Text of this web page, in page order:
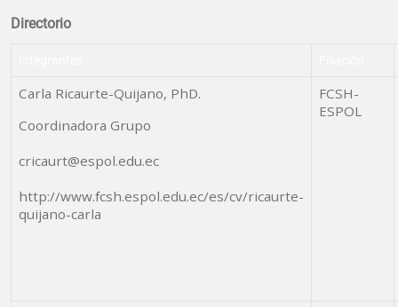
Directorio
Carla Ricaurte-Quijano, PhD.
Coordinadora Grupo
cricaurt@espol.edu.ec
http://www.fcsh.espol.edu.ec/es/cv/ricaurte-
quijano-carla
FCSH-
ESPOL